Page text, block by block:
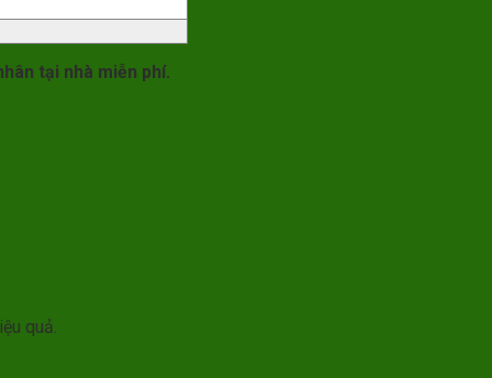
tại nhà miễn phí.
quả.